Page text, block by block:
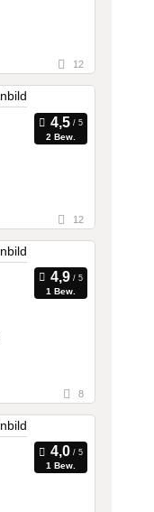
12
2 Bew.
12
1 Bew.
8
1 Bew.